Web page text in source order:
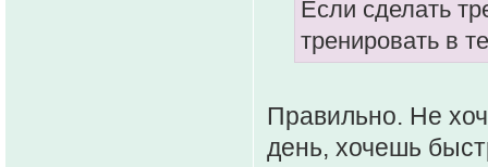
Если сделать
тренировать в
Правильно. Не
день, хочешь